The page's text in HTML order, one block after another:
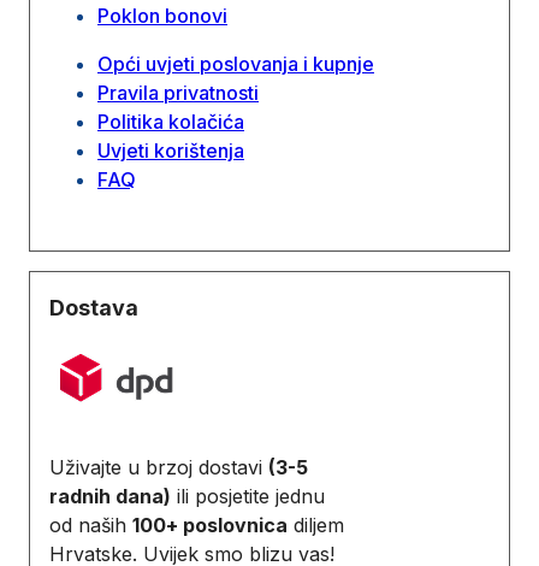
Poklon bonovi
Opći uvjeti poslovanja i kupnje
Pravila privatnosti
Politika kolačića
Uvjeti korištenja
FAQ
Dostava
Uživajte u brzoj dostavi (3-5
radnih dana) ili posjetite jednu
od naših 100+ poslovnica diljem
Hrvatske. Uvijek smo blizu vas!